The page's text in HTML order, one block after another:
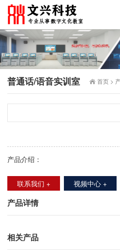
普通话/语音实训室 首页 >
产品介绍：
联系我们 + 视频中心 +
产品详情
相关产品